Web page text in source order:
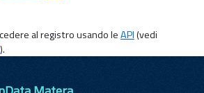
al registro usando leAPI(vedi
).